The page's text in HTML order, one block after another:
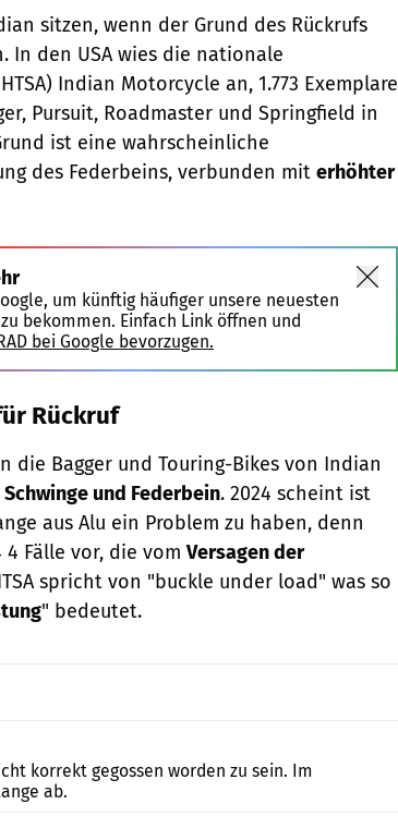
sitzen, wenn der Grund des Rückrufs
den USA wies die nationale
Indian Motorcycle an, 1.773 Exemplare
Pursuit, Roadmaster und Springfield in
ist eine wahrscheinliche
des Federbeins, verbunden mit erhöhter
um künftig häufiger unsere neuesten
bekommen. Einfach Link öffnen und
bei Google bevorzugen.
Rückruf
die Bagger und Touring-Bikes von Indian
und Federbein. 2024 scheint ist
aus Alu ein Problem zu haben, denn
4 Fälle vor, die vomVersagen der
spricht von "buckle under load" was so
" bedeutet.
korrekt gegossen worden zu sein. Im
ab.